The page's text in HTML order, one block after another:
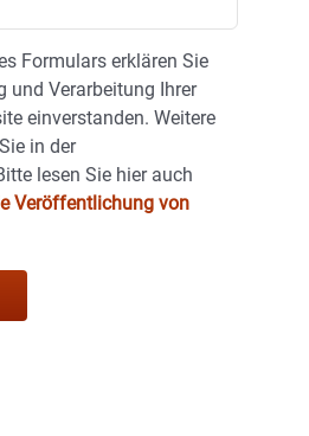
Formulars erklären Sie
und Verarbeitung Ihrer
einverstanden. Weitere
in der
lesen Sie hier auch
Veröffentlichung von